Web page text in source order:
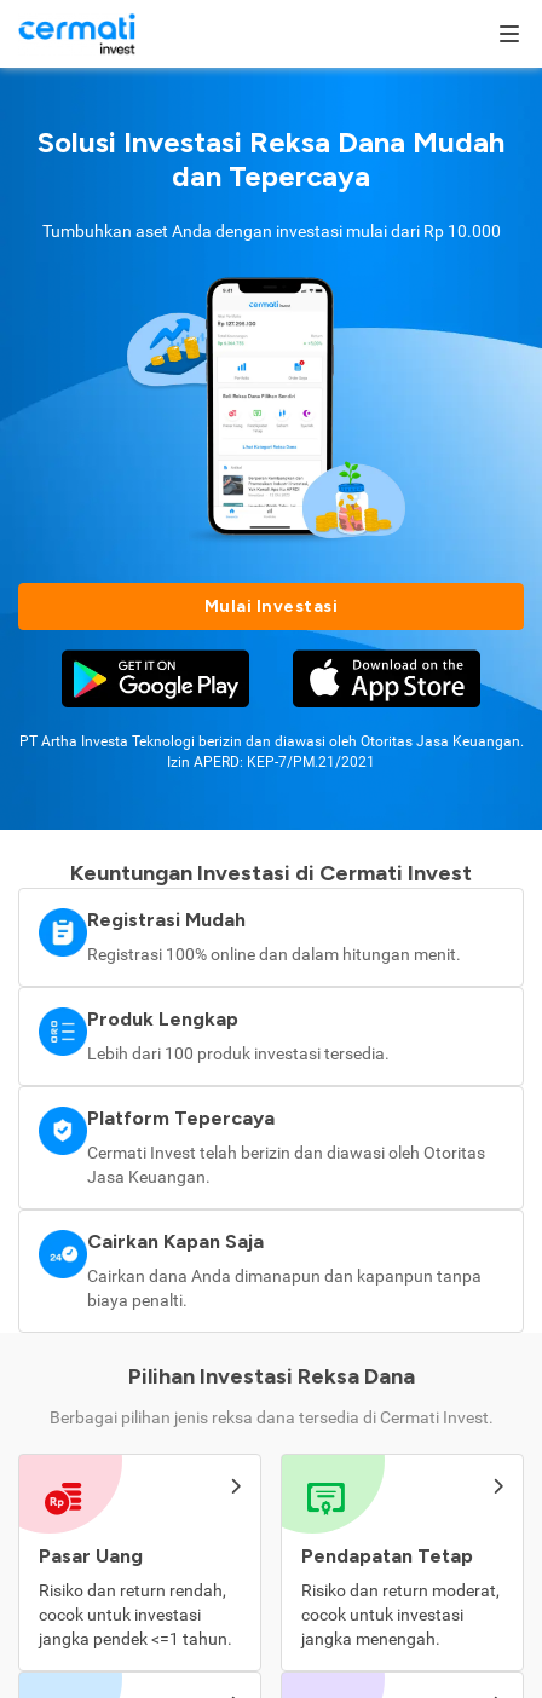
Solusi Investasi Reksa Dana Mudah
dan Tepercaya
Tumbuhkan aset Anda dengan investasi mulai dari Rp 10.000
Mulai Investasi
PT Artha Investa Teknologi berizin dan diawasi oleh Otoritas Jasa Keuangan.
Izin APERD: KEP-7/PM.21/2021
Keuntungan Investasi di Cermati Invest
Registrasi Mudah
Registrasi 100% online dan dalam hitungan menit.
Produk Lengkap
Lebih dari 100 produk investasi tersedia.
Platform Tepercaya
Cermati Invest telah berizin dan diawasi oleh Otoritas
Jasa Keuangan.
Cairkan Kapan Saja
Cairkan dana Anda dimanapun dan kapanpun tanpa
biaya penalti.
Pilihan Investasi Reksa Dana
Berbagai pilihan jenis reksa dana tersedia di Cermati Invest.
Pasar Uang
Risiko dan return rendah,
cocok untuk investasi
jangka pendek <=1 tahun.
Pendapatan Tetap
Risiko dan return moderat,
cocok untuk investasi
jangka menengah.